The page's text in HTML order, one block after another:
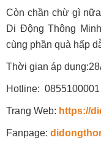
Còn chần chừ gì
Di Động Thông
cùng phần quà hấp
Thời gian áp
Hotline: 0855100001
Trang Web: https://
Fanpage: